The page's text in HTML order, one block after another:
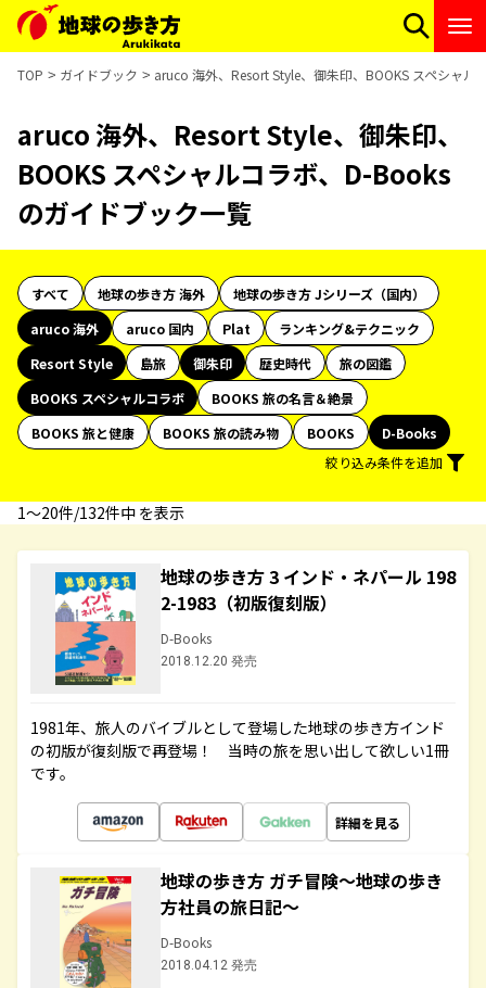
TOP ガイドブック aruco 海外、Resort Style、御朱印、BOOKS スペシャ
aruco 海外、Resort Style、御朱印、
BOOKS スペシャルコラボ、D-Books
のガイドブック一覧
すべて 地球の歩き方 海外
地球の歩き方 Jシリーズ（国内）
aruco 海外
aruco 国内 Plat
ランキング&テクニック
Resort Style
島旅 御朱印 歴史時代
旅の図鑑
BOOKS スペシャルコラボ
BOOKS 旅の名言＆絶景
BOOKS 旅と健康
BOOKS 旅の読み物 BOOKS
D-Books
絞り込み条件を追加
1〜20件/132件中 を表示
地球の歩き方 3 インド・ネパール 198
2-1983（初版復刻版）
D-Books
2018.12.20 発売
1981年、旅人のバイブルとして登場した地球の歩き方インド
の初版が復刻版で再登場！ 当時の旅を思い出して欲しい1冊
です。
詳細を見る
地球の歩き方 ガチ冒険～地球の歩き
方社員の旅日記～
D-Books
2018.04.12 発売